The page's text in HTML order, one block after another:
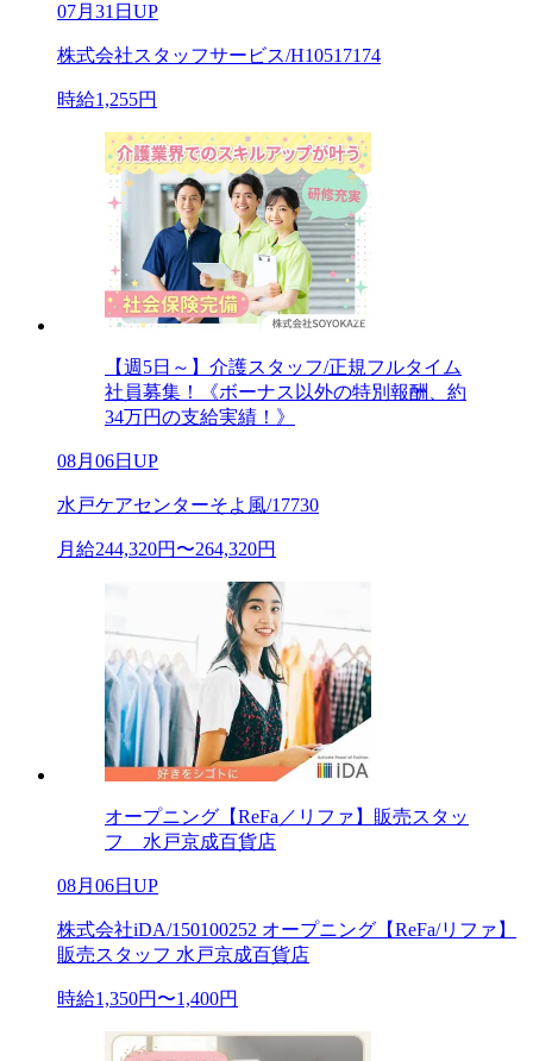
07月31日UP
株式会社スタッフサービス/H10517174
時給1,255円
【週5日～】介護スタッフ/正規フルタイム
社員募集！《ボーナス以外の特別報酬、約
34万円の支給実績！》
08月06日UP
水戸ケアセンターそよ風/17730
月給244,320円〜264,320円
オープニング【ReFa／リファ】販売スタッ
フ 水戸京成百貨店
08月06日UP
株式会社iDA/150100252 オープニング【ReFa/リファ】
販売スタッフ 水戸京成百貨店
時給1,350円〜1,400円